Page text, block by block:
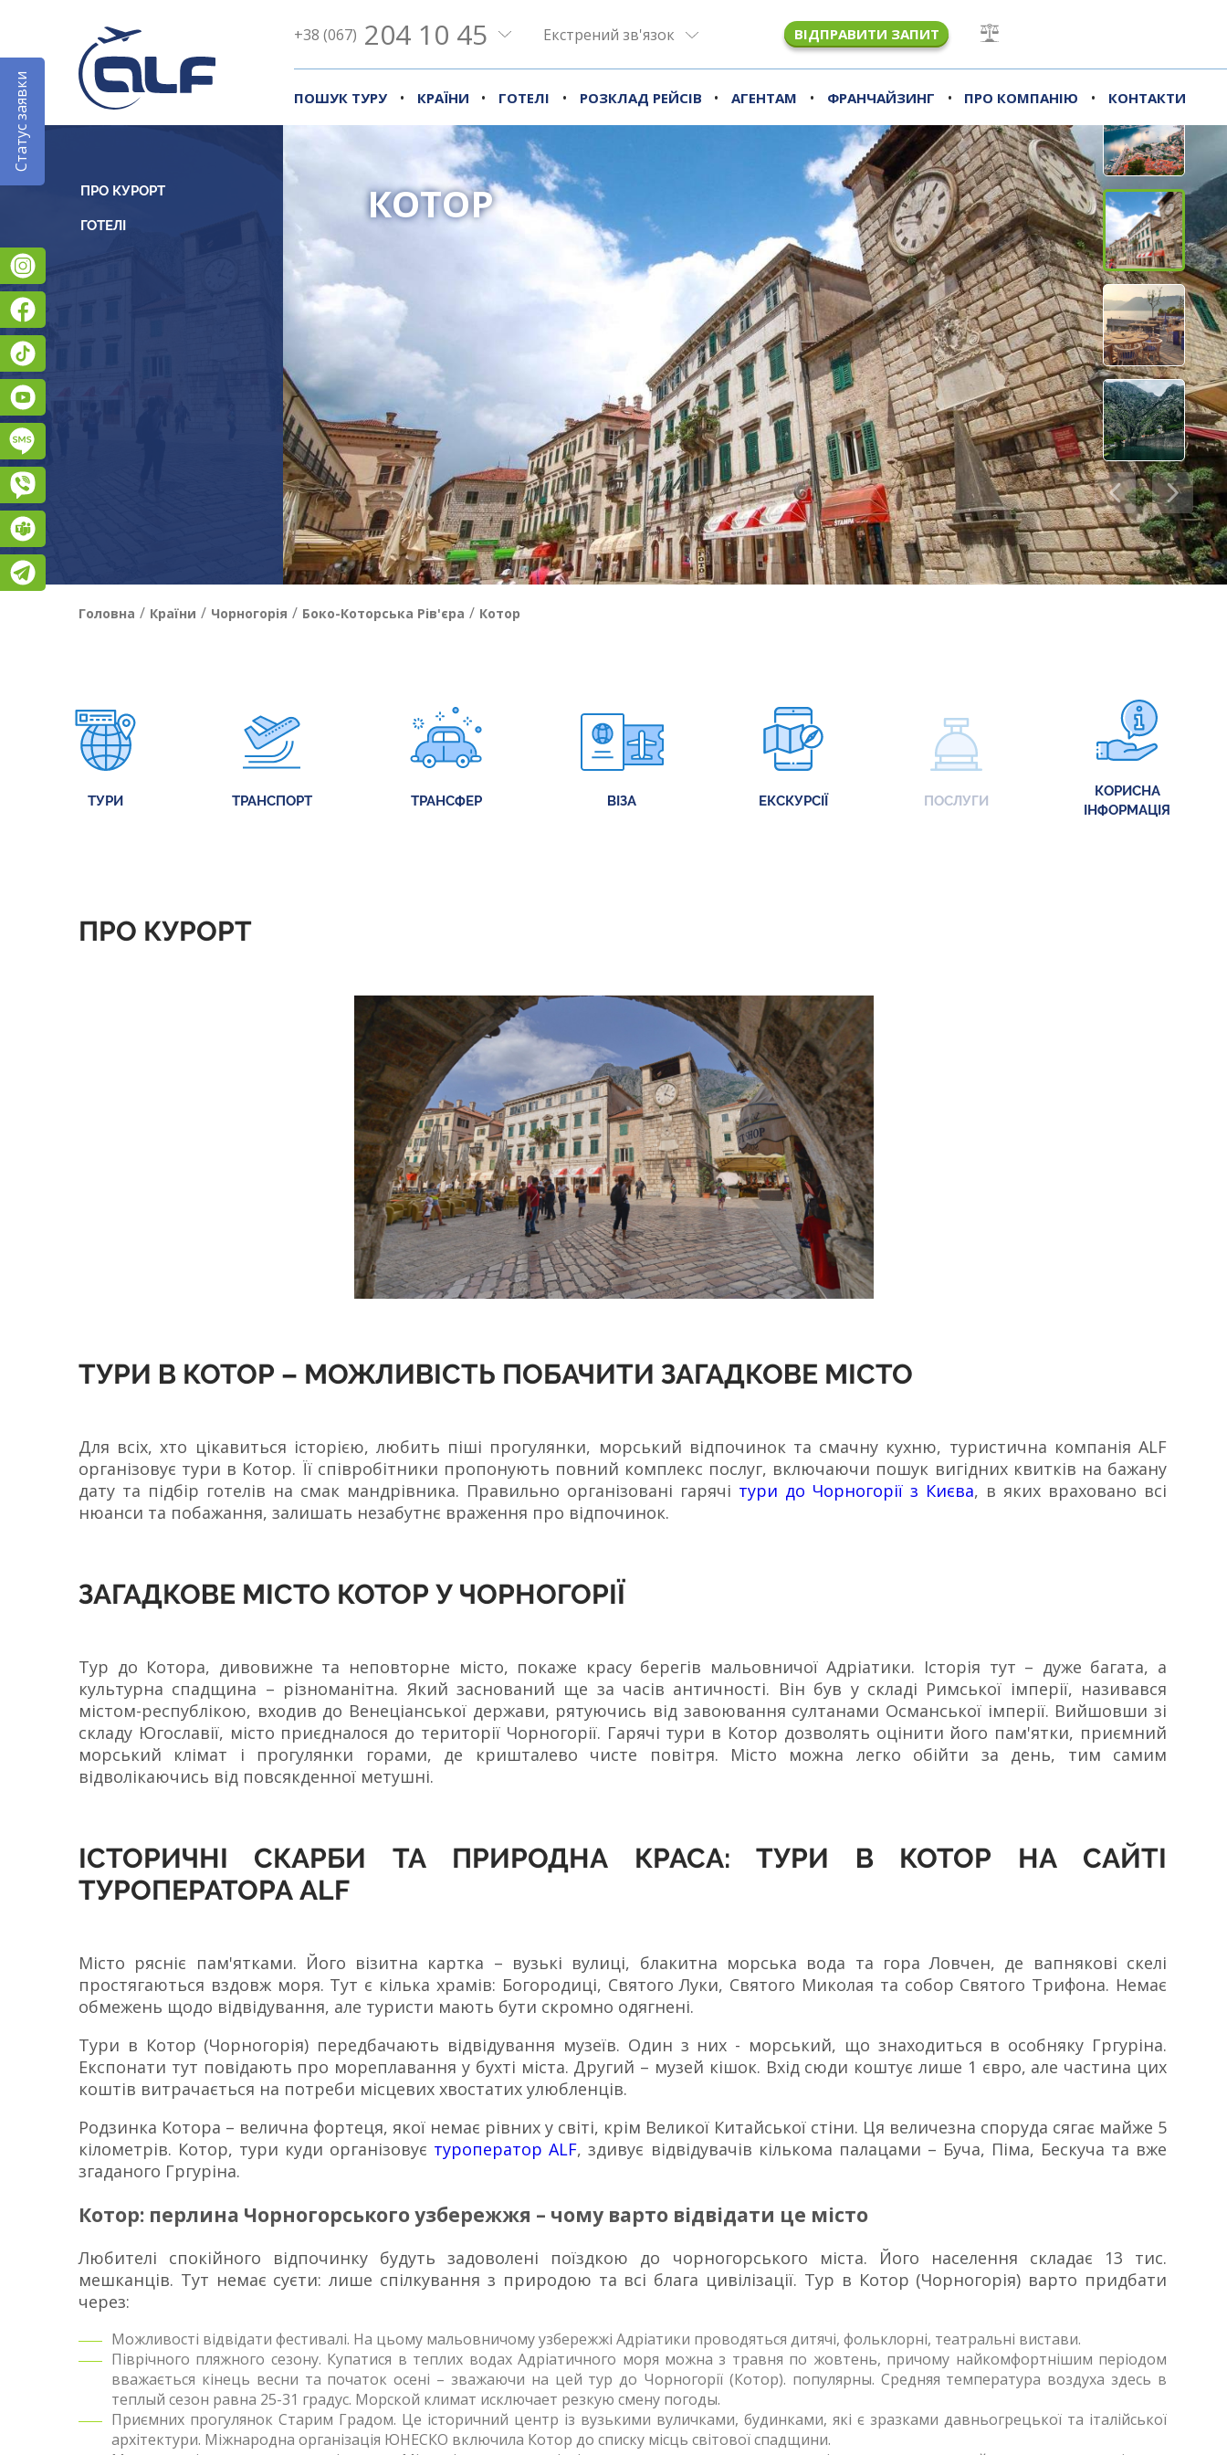
+38 (067) 204 10 45 Екстрений зв'язок ВІДПРАВИТИ ЗАПИТ
ПОШУК ТУРУ • КРАЇНИ • ГОТЕЛІ • РОЗКЛАД РЕЙСІВ • АГЕНТАМ • ФРАНЧАЙЗИНГ • ПРО КОМПАНІЮ • КОНТАКТИ
Статус заявки
КОТОР
ПРО КУРОРТ
Головна / Країни / Чорногорія / Боко-Которська Рів'єра / Котор
ТУРИ ТРАНСПОРТ ТРАНСФЕР ВІЗА ЕКСКУРСІЇ ПОСЛУГИ
КОРИСНА
ІНФОРМАЦІЯ
ПРО КУРОРТ
ТУРИ В КОТОР – МОЖЛИВІСТЬ ПОБАЧИТИ ЗАГАДКОВЕ МІСТО
Для всіх, хто цікавиться історією, любить піші прогулянки, морський відпочинок та смачну кухню, туристична компанія ALF
організовує тури в Котор. Її співробітники пропонують повний комплекс послуг, включаючи пошук вигідних квитків на бажану
дату та підбір готелів на смак мандрівника. Правильно організовані гарячі тури до Чорногорії з Києва, в яких враховано всі
нюанси та побажання, залишать незабутнє враження про відпочинок.
ЗАГАДКОВЕ МІСТО КОТОР У ЧОРНОГОРІЇ
Тур до Котора, дивовижне та неповторне місто, покаже красу берегів мальовничої Адріатики. Історія тут – дуже багата, а
культурна спадщина – різноманітна. Який заснований ще за часів античності. Він був у складі Римської імперії, називався
містом-республікою, входив до Венеціанської держави, рятуючись від завоювання султанами Османської імперії. Вийшовши зі
складу Югославії, місто приєдналося до території Чорногорії. Гарячі тури в Котор дозволять оцінити його пам'ятки, приємний
морський клімат і прогулянки горами, де кришталево чисте повітря. Місто можна легко обійти за день, тим самим
відволікаючись від повсякденної метушні.
ІСТОРИЧНІ СКАРБИ ТА ПРИРОДНА КРАСА: ТУРИ В КОТОР НА САЙТІ
ТУРОПЕРАТОРА ALF
Місто рясніє пам'ятками. Його візитна картка – вузькі вулиці, блакитна морська вода та гора Ловчен, де вапнякові скелі
простягаються вздовж моря. Тут є кілька храмів: Богородиці, Святого Луки, Святого Миколая та собор Святого Трифона. Немає
обмежень щодо відвідування, але туристи мають бути скромно одягнені.
Тури в Котор (Чорногорія) передбачають відвідування музеїв. Один з них - морський, що знаходиться в особняку Гргуріна.
Експонати тут повідають про мореплавання у бухті міста. Другий – музей кішок. Вхід сюди коштує лише 1 євро, але частина цих
коштів витрачається на потреби місцевих хвостатих улюбленців.
Родзинка Котора – велична фортеця, якої немає рівних у світі, крім Великої Китайської стіни. Ця величезна споруда сягає майже 5
кілометрів. Котор, тури куди організовує туроператор ALF, здивує відвідувачів кількома палацами – Буча, Піма, Бескуча та вже
згаданого Гргуріна.
Котор: перлина Чорногорського узбережжя – чому варто відвідати це місто
Любителі спокійного відпочинку будуть задоволені поїздкою до чорногорського міста. Його населення складає 13 тис.
мешканців. Тут немає суєти: лише спілкування з природою та всі блага цивілізації. Тур в Котор (Чорногорія) варто придбати
через:
Можливості відвідати фестивалі. На цьому мальовничому узбережжі Адріатики проводяться дитячі, фольклорні, театральні вистави.
Піврічного пляжного сезону. Купатися в теплих водах Адріатичного моря можна з травня по жовтень, причому найкомфортнішим періодом
вважається кінець весни та початок осені – зважаючи на цей тур до Чорногорії (Котор). популярны. Средняя температура воздуха здесь в
теплый сезон равна 25-31 градус. Морской климат исключает резкую смену погоды.
Приємних прогулянок Старим Градом. Це історичний центр із вузькими вуличками, будинками, які є зразками давньогрецької та італійської
архітектури. Міжнародна організація ЮНЕСКО включила Котор до списку місць світової спадщини.